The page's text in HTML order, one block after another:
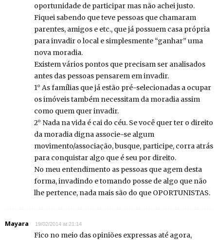
oportunidade de participar mas não achei justo.
Fiquei sabendo que teve pessoas que chamaram
parentes, amigos e etc., que já possuem casa própria
para invadir o local e simplesmente “ganhar” uma
nova moradia.
Existem vários pontos que precisam ser analisados
antes das pessoas pensarem em invadir.
1° As famílias que já estão pré-selecionadas a ocupar
os imóveis também necessitam da moradia assim
como quem quer invadir.
2° Nada na vida é cai do céu. Se você quer ter o direito
da moradia digna associe-se algum
movimento/associação, busque, participe, corra atrás
para conquistar algo que é seu por direito.
No meu entendimento as pessoas que agem desta
forma, invadindo e tomando posse de algo que não
lhe pertence, nada mais são do que OPORTUNISTAS.
Mayara 19/02/2014 at 21:14
Fico no meio das opiniões expressas até agora,